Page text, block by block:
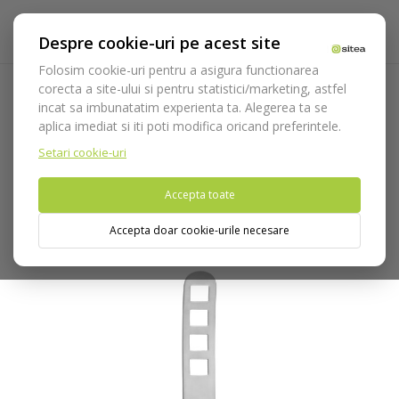
Despre cookie-uri pe acest site
Folosim cookie-uri pentru a asigura functionarea
corecta a site-ului si pentru statistici/marketing, astfel
incat sa imbunatatim experienta ta. Alegerea ta se
aplica imediat si iti poti modifica oricand preferintele.
Setari cookie-uri
Accepta toate
Accepta doar cookie-urile necesare
Acasa Instrumentar
Chirurgie si implantologie
Departatoare
Departatoare Medesy
Departator Bruenings
cod 893
Nu puteti plasa comenzi din tara din care accesati website-ul
(United States).